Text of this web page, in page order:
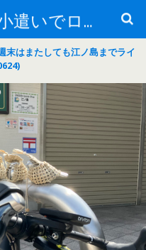
月30,000円のお小遣いでロードバイク
はまたしても江ノ島までライ